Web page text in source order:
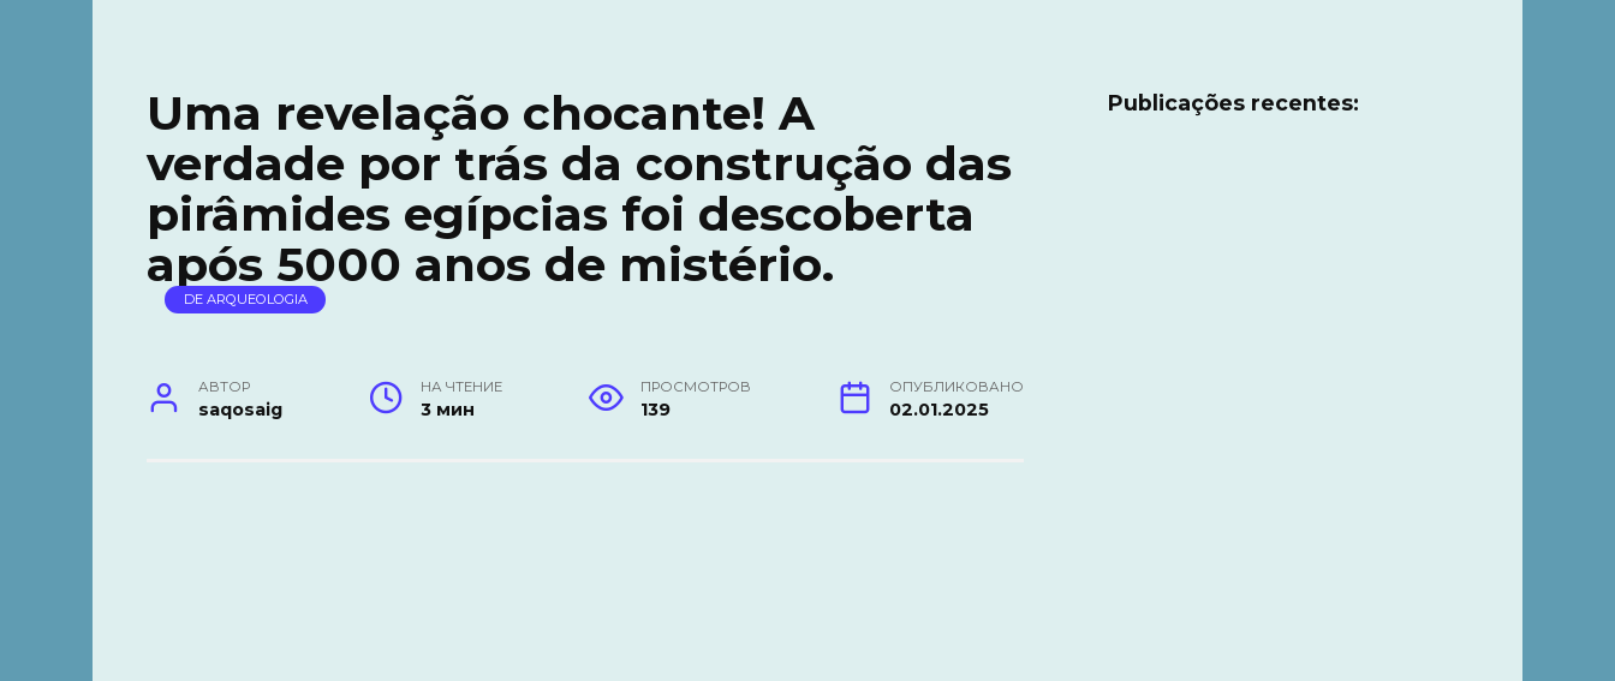
Uma revelação chocante! A
verdade por trás da construção das
pirâmides egípcias foi descoberta
após 5000 anos de mistério.
DE ARQUEOLOGIA
АВТОР
saqosaig
НА ЧТЕНИЕ
3 мин
ПРОСМОТРОВ
139
ОПУБЛИКОВАНО
02.01.2025
Publicações recentes: